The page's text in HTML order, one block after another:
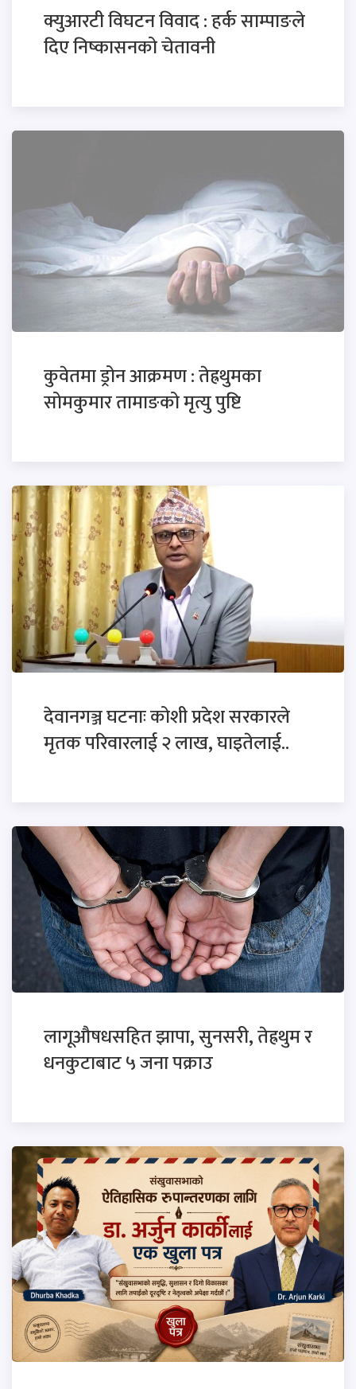
क्युआरटी विघटन विवाद : हर्क साम्पाङले
दिए निष्कासनको चेतावनी
कुवेतमा ड्रोन आक्रमण : तेह्रथुमका
सोमकुमार तामाङको मृत्यु पुष्टि
देवानगञ्ज घटनाः कोशी प्रदेश सरकारले
मृतक परिवारलाई २ लाख, घाइतेलाई..
लागूऔषधसहित झापा, सुनसरी, तेह्रथुम र
धनकुटाबाट ५ जना पक्राउ